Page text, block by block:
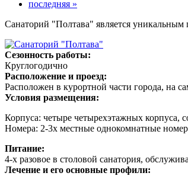
последняя »
Санаторий "Полтава" является уникальным
Сезонность работы:
Круглогодично
Расположение и проезд:
Расположен в курортной части города, на
Условия размещения:
Корпуса: четыре четырехэтажных корпуса,
Номера: 2-3х местные однокомнатные
Питание:
4-х разовое в столовой санатория,
Лечение и его основные профили: